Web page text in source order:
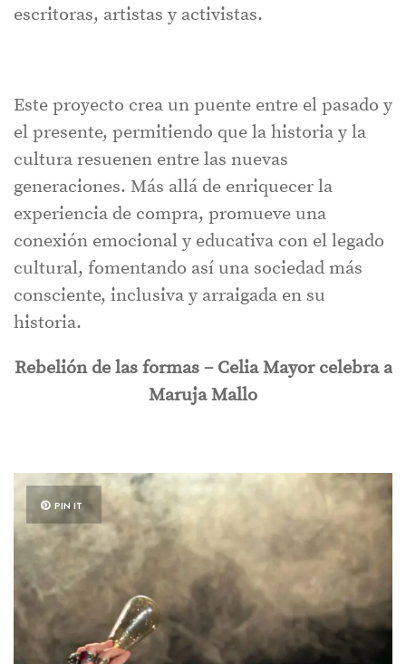
escritoras, artistas y activistas.
Este proyecto crea un puente entre el pasado y
el presente, permitiendo que la historia y la
cultura resuenen entre las nuevas
generaciones. Más allá de enriquecer la
experiencia de compra, promueve una
conexión emocional y educativa con el legado
cultural, fomentando así una sociedad más
consciente, inclusiva y arraigada en su
historia.
Rebelión de las formas – Celia Mayor celebra a
Maruja Mallo
PIN IT